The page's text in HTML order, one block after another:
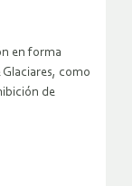
en forma
como
de